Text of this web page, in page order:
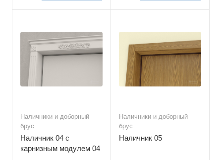
Наличники и доборный
брус
Наличник 04 с
карнизным модулем 04
Наличники и доборный
брус
Наличник 05